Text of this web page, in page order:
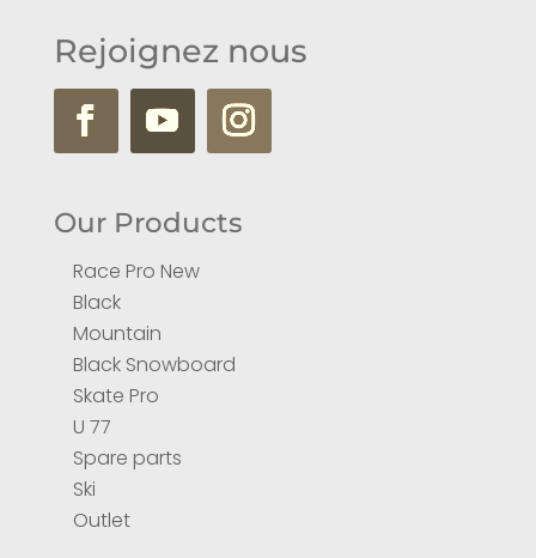
Rejoignez nous
Our Products
Race Pro New
Black
Mountain
Black Snowboard
Skate Pro
U 77
Spare parts
Ski
Outlet